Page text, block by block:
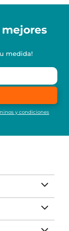
mejores
medida!
y condiciones